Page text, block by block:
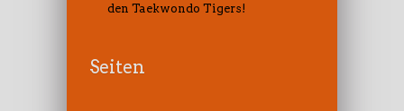
den Taekwondo Tigers!
Seiten